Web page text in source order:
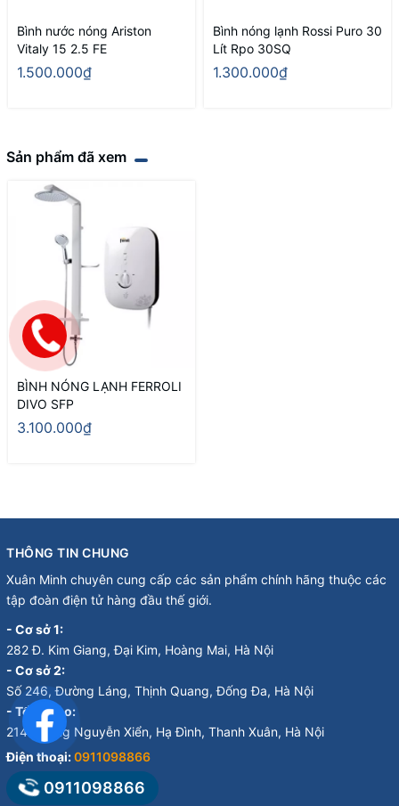
Bình nước nóng Ariston
Vitaly 15 2.5 FE
1.500.000₫
Bình nóng lạnh Rossi Puro 30
Lít Rpo 30SQ
1.300.000₫
Sản phẩm đã xem
BÌNH NÓNG LẠNH FERROLI
DIVO SFP
3.100.000₫
THÔNG TIN CHUNG
Xuân Minh chuyên cung cấp các sản phẩm chính hãng thuộc các
tập đoàn điện tử hàng đầu thế giới.
- Cơ sở 1:
282 Đ. Kim Giang, Đại Kim, Hoàng Mai, Hà Nội
- Cơ sở 2:
Số 246, Đường Láng, Thịnh Quang, Đống Đa, Hà Nội
- Tổng kho:
214 Đường Nguyễn Xiển, Hạ Đình, Thanh Xuân, Hà Nội
Điện thoại:0911098866
0911098866